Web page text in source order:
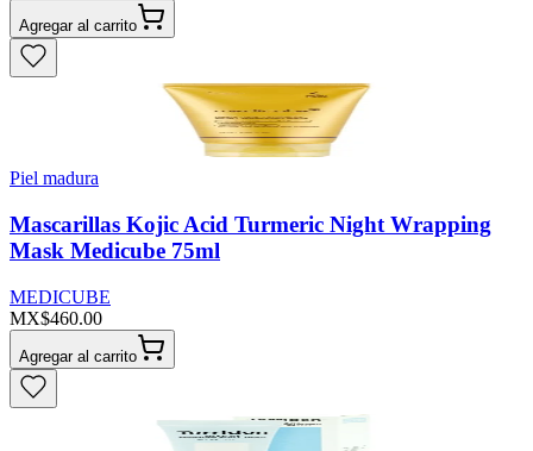
Agregar al carrito
Piel madura
Mascarillas Kojic Acid Turmeric Night Wrapping
Mask Medicube 75ml
MEDICUBE
MX$460.00
Agregar al carrito